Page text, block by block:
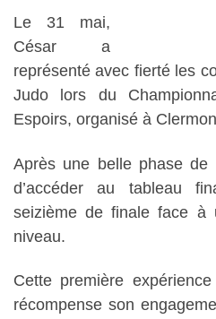
Le 31 mai,
César a
représenté avec fierté les
Judo lors du
Espoirs, organisé à
Après une belle phase
d’accéder au tableau
seizième de finale face à
niveau.
Cette première
récompense son